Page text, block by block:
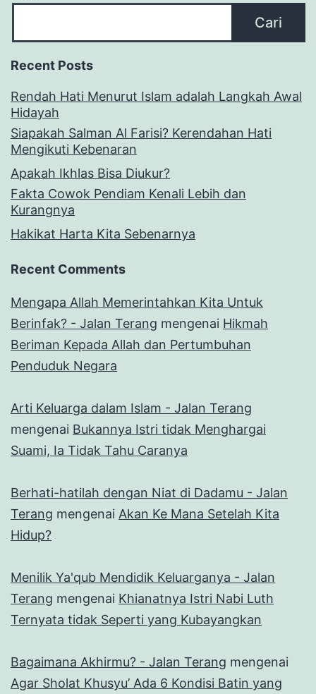
Cari
Recent Posts
Rendah Hati Menurut Islam adalah Langkah Awal
Hidayah
Siapakah Salman Al Farisi? Kerendahan Hati
Mengikuti Kebenaran
Apakah Ikhlas Bisa Diukur?
Fakta Cowok Pendiam Kenali Lebih dan
Kurangnya
Hakikat Harta Kita Sebenarnya
Recent Comments
Mengapa Allah Memerintahkan Kita Untuk
Berinfak? - Jalan Terang mengenai Hikmah
Beriman Kepada Allah dan Pertumbuhan
Penduduk Negara
Arti Keluarga dalam Islam - Jalan Terang
mengenai Bukannya Istri tidak Menghargai
Suami, Ia Tidak Tahu Caranya
Berhati-hatilah dengan Niat di Dadamu - Jalan
Terang mengenai Akan Ke Mana Setelah Kita
Hidup?
Menilik Ya'qub Mendidik Keluarganya - Jalan
Terang mengenai Khianatnya Istri Nabi Luth
Ternyata tidak Seperti yang Kubayangkan
Bagaimana Akhirmu? - Jalan Terang mengenai
Agar Sholat Khusyu’ Ada 6 Kondisi Batin yang